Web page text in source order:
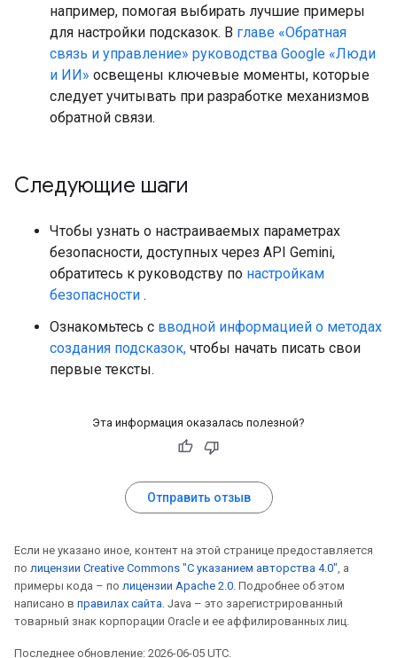
например, помогая выбирать лучшие примеры
для настройки подсказок. В главе «Обратная
связь и управление» руководства Google «Люди
и ИИ» освещены ключевые моменты, которые
следует учитывать при разработке механизмов
обратной связи.
Следующие шаги
Чтобы узнать о настраиваемых параметрах
безопасности, доступных через API Gemini,
обратитесь к руководству по настройкам
безопасности .
Ознакомьтесь с вводной информацией о методах
создания подсказок, чтобы начать писать свои
первые тексты.
Эта информация оказалась полезной?
Отправить отзыв
Если не указано иное, контент на этой странице предоставляется
по лицензии Creative Commons "С указанием авторства 4.0", а
примеры кода – по лицензии Apache 2.0. Подробнее об этом
написано в правилах сайта. Java – это зарегистрированный
товарный знак корпорации Oracle и ее аффилированных лиц.
Последнее обновление: 2026-06-05 UTC.